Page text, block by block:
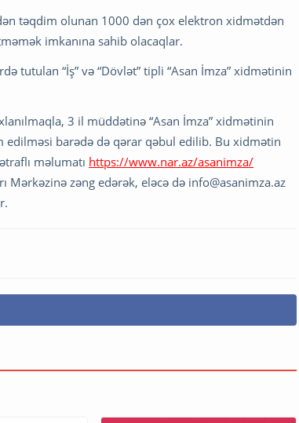
təqdim olunan 1000 dən çox elektron xidmətdən
imkanına sahib olacaqlar.
tutulan “İş” və “Dövlət” tipli “Asan İmza” xidmətinin
3 il müddətinə “Asan İmza” xidmətinin
edilməsi barədə də qərar qəbul edilib. Bu xidmətin
məlumatı https://www.nar.az/asanimza/
Mərkəzinə zəng edərək, eləcə də info@asanimza.az